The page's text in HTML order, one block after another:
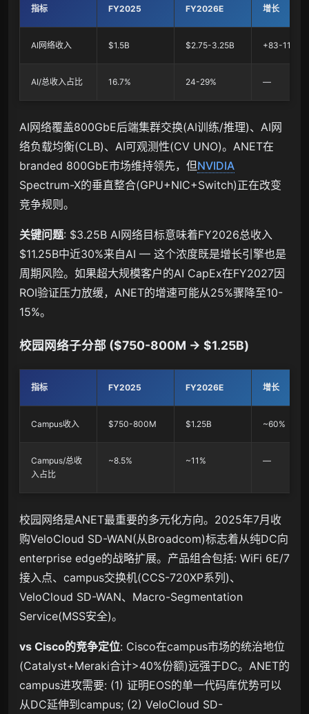
指标 FY2025 FY2026E 增长
AI网络收入 $1.5B $2.75-3.25B +83-117%
AI/总收入占比 16.7% 24-29% —
AI网络覆盖800GbE后端集群交换(AI训练/推理)、AI网
络负载均衡(CLB)、AI可观测性(CV UNO)。ANET在
branded 800GbE市场维持领先，但NVIDIA
Spectrum-X的垂直整合(GPU+NIC+Switch)正在改变
竞争规则。
关键问题: $3.25B AI网络目标意味着FY2026总收入
$11.25B中近30%来自AI — 这个浓度既是增长引擎也是
周期风险。如果超大规模客户的AI CapEx在FY2027因
ROI验证压力放缓，ANET的增速可能从25%骤降至10-
15%。
校园网络子分部 ($750-800M → $1.25B)
指标 FY2025 FY2026E 增长
Campus收入 $750-800M $1.25B ~60%
Campus/总收
入占比
~8.5% ~11% —
校园网络是ANET最重要的多元化方向。2025年7月收
购VeloCloud SD-WAN(从Broadcom)标志着从纯DC向
enterprise edge的战略扩展。产品组合包括: WiFi 6E/7
接入点、campus交换机(CCS-720XP系列)、
VeloCloud SD-WAN、Macro-Segmentation
Service(MSS安全)。
vs Cisco的竞争定位: Cisco在campus市场的统治地位
(Catalyst+Meraki合计>40%份额)远强于DC。ANET的
campus进攻需要: (1) 证明EOS的单一代码库优势可以
从DC延伸到campus; (2) VeloCloud SD-